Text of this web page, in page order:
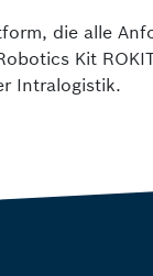
die alle
Kit
Intralogistik.